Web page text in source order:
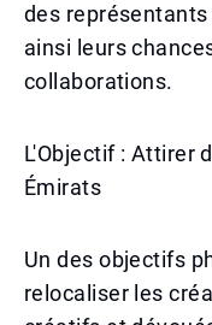
des
ainsi leurs
collaborations.
L'Objectif : Attirer
Émirats
Un des objectifs
relocaliser les